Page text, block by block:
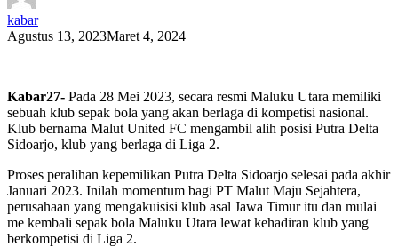
kabar
Agustus 13, 2023Maret 4, 2024
Kabar27- Pada 28 Mei 2023, secara resmi Maluku Utara memiliki
sebuah klub sepak bola yang akan berlaga di kompetisi nasional.
Klub bernama Malut United FC mengambil alih posisi Putra Delta
Sidoarjo, klub yang berlaga di Liga 2.
Proses peralihan kepemilikan Putra Delta Sidoarjo selesai pada akhir
Januari 2023. Inilah momentum bagi PT Malut Maju Sejahtera,
perusahaan yang mengakuisisi klub asal Jawa Timur itu dan mulai
me kembali sepak bola Maluku Utara lewat kehadiran klub yang
berkompetisi di Liga 2.